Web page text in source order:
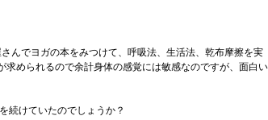
んでヨガの本をみつけて、呼吸法、生活法、乾布摩擦を実
められるので余計身体の感覚には敏感なのですが、面白い
続けていたのでしょうか？